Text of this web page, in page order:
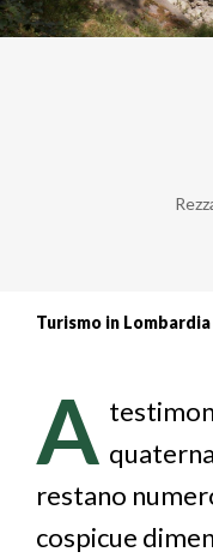
di
pane
Turismo in Lombardia
A
restano
cospicue